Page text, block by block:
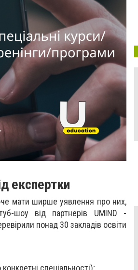
експертки
мати ширше уявлення про них,
шоу від партнерів UMIND -
понад 30 закладів освіти
спеціальності);